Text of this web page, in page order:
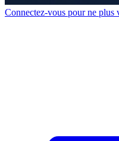
Connectez-vous pour ne plus